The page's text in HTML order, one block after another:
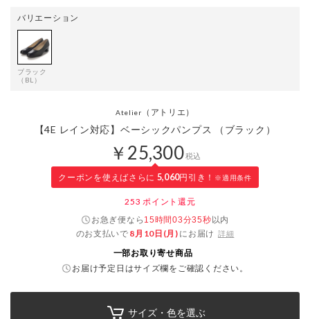
バリエーション
ブラック
（BL）
Atelier （アトリエ）
【4E レイン対応】ベーシックパンプス （ブラック）
￥25,300税込
クーポンを使えばさらに 5,060円引き！ ※適用条件
253 ポイント還元
お急ぎ便なら 15時間03分34秒以内
のお支払いで 8月10日(月) にお届け 詳細
一部お取り寄せ商品
お届け予定日はサイズ欄をご確認ください。
サイズ・色を選ぶ